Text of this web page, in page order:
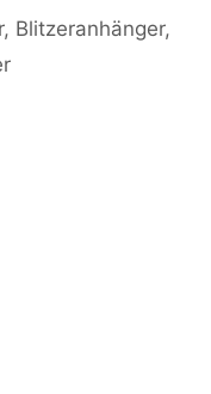
, Blitzeranhänger,